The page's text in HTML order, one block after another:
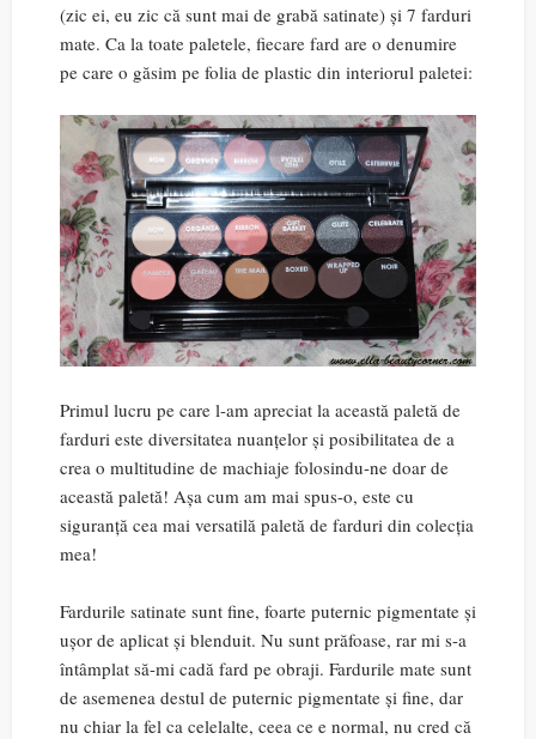
(zic ei, eu zic că sunt mai de grabă satinate) și 7 farduri
mate. Ca la toate paletele, fiecare fard are o denumire
pe care o găsim pe folia de plastic din interiorul paletei:
Primul lucru pe care l-am apreciat la această paletă de
farduri este diversitatea nuanțelor și posibilitatea de a
crea o multitudine de machiaje folosindu-ne doar de
această paletă! Așa cum am mai spus-o, este cu
siguranță cea mai versatilă paletă de farduri din colecția
mea!
Fardurile satinate sunt fine, foarte puternic pigmentate și
ușor de aplicat și blenduit. Nu sunt prăfoase, rar mi s-a
întâmplat să-mi cadă fard pe obraji. Fardurile mate sunt
de asemenea destul de puternic pigmentate și fine, dar
nu chiar la fel ca celelalte, ceea ce e normal, nu cred că